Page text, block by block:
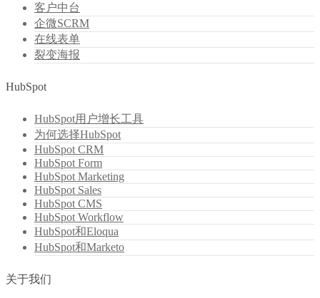
客户中台
企微SCRM
在线表单
裂变海报
HubSpot
HubSpot用户增长工具
为何选择HubSpot
HubSpot CRM
HubSpot Form
HubSpot Marketing
HubSpot Sales
HubSpot CMS
HubSpot Workflow
HubSpot和Eloqua
HubSpot和Marketo
关于我们